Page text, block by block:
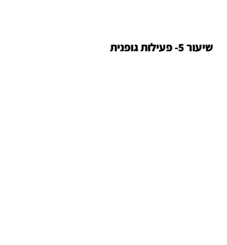
שיעור 5- פעילות גופנית